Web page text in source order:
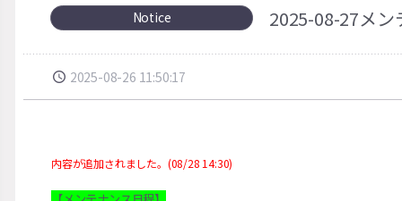
Notice 2025-08-27メ
2025-08-26 11:50:17
内容が追加されました。(08/28 14:30)